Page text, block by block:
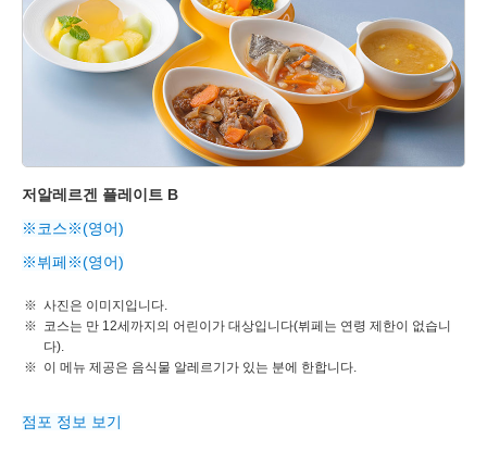
저알레르겐 플레이트 B
※코스※(영어)
※뷔페※(영어)
사진은 이미지입니다.
코스는 만 12세까지의 어린이가 대상입니다(뷔페는 연령 제한이 없습니
다).
이 메뉴 제공은 음식물 알레르기가 있는 분에 한합니다.
점포 정보 보기